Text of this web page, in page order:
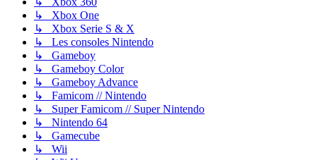
↳ Xbox One
↳ Xbox Serie S & X
↳ Les consoles Nintendo
↳ Gameboy
↳ Gameboy Color
↳ Gameboy Advance
↳ Famicom // Nintendo
↳ Super Famicom // Super Nintendo
↳ Nintendo 64
↳ Gamecube
↳ Wii